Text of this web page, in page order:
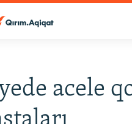
acele